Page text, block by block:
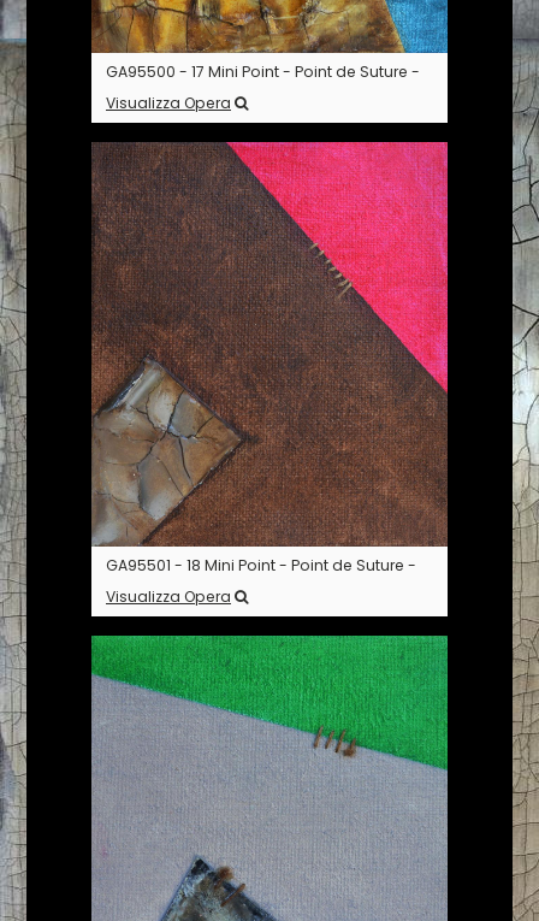
GA95500 - 17 Mini Point - Point de Suture -
Visualizza Opera
GA95501 - 18 Mini Point - Point de Suture -
Visualizza Opera